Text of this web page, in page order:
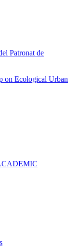
Patronat de
on Ecological Urban